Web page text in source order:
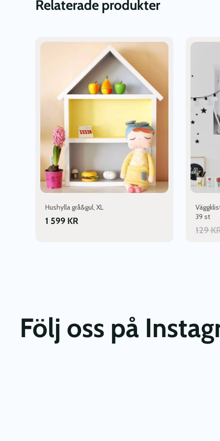
Relaterade produkter
Hushylla grå&gul, XL
1 599 KR
39 st
129
Följ oss på